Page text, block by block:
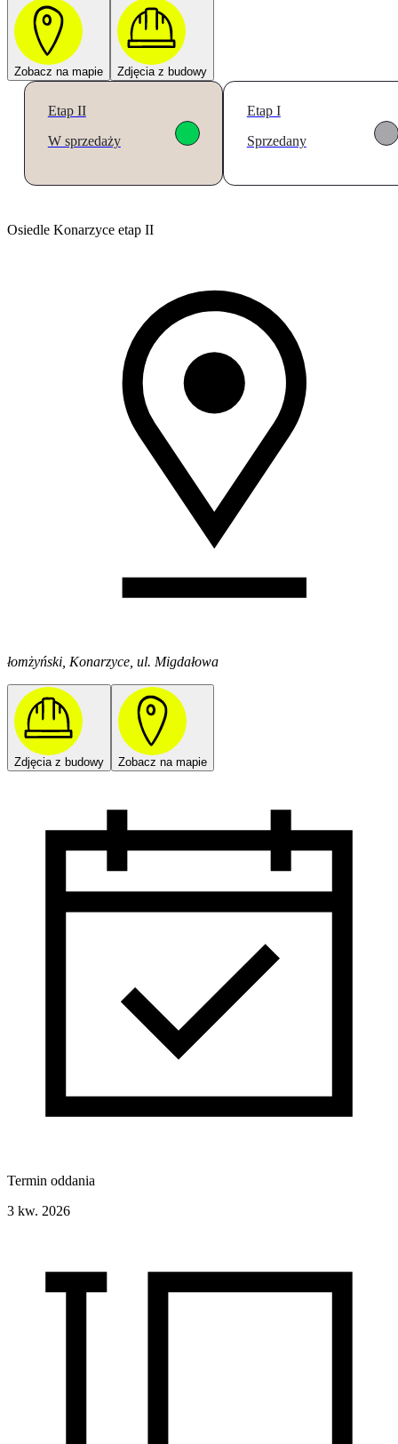
Zobacz na mapie Zdjęcia z budowy
Etap II
W sprzedaży
Etap I
Sprzedany
Osiedle Konarzyce etap II
łomżyński, Konarzyce, ul. Migdałowa
Zdjęcia z budowy Zobacz na mapie
Termin oddania
3 kw. 2026